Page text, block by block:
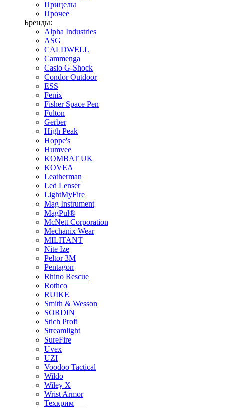
Прицелы
Прочее
Бренды:
Alpha Industries
ASG
CALDWELL
Cammenga
Casio G-Shock
Condor Outdoor
ESS
Fenix
Fisher Space Pen
Fulton
Gerber
High Peak
Hoppe's
Humvee
KOMBAT UK
KOVEA
Leatherman
Led Lenser
LightMyFire
Mag Instrument
MagPul®
McNett Corporation
Mechanix Wear
MILITANT
Nite Ize
Peltor 3M
Pentagon
Rhino Rescue
Rothco
RUIKE
Smith & Wesson
SORDIN
Stich Profi
Streamlight
SureFire
Uvex
UZI
Voodoo Tactical
Wildo
Wiley X
Wrist Armor
Техкрим